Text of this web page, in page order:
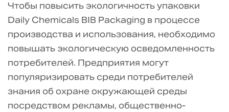
Чтобы повысить экологичность упаковки
Daily Chemicals BIB Packaging в процессе
производства и использования, необходимо
повышать экологическую осведомленность
потребителей. Предприятия могут
популяризировать среди потребителей
знания об охране окружающей среды
посредством рекламы, общественно-